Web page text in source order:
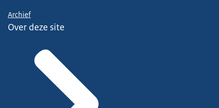
Archief
Over deze site